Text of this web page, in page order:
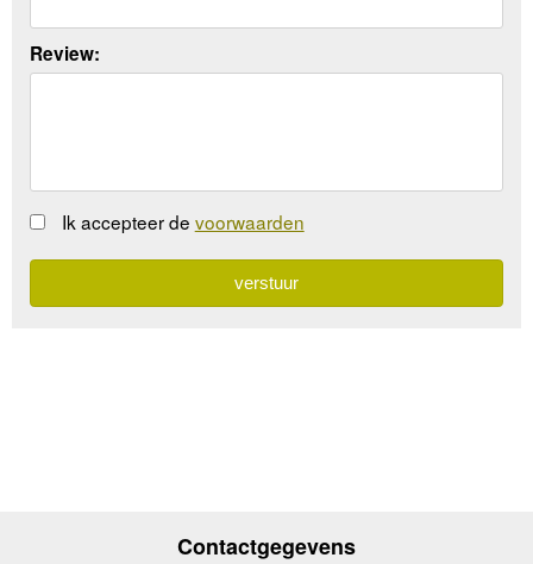
Review:
Ik accepteer de voorwaarden
Contactgegevens